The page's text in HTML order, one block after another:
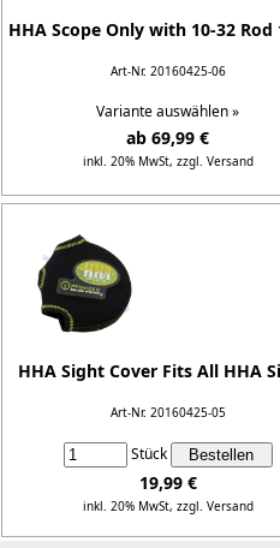
HHA Scope Only with 10-32 Rod
Art-Nr. 20160425-06
Variante auswählen »
ab 69,99 €
inkl. 20% MwSt, zzgl. Versand
Details...
HHA Sight Cover Fits All HHA
Art-Nr. 20160425-05
Stück
19,99 €
inkl. 20% MwSt, zzgl. Versand